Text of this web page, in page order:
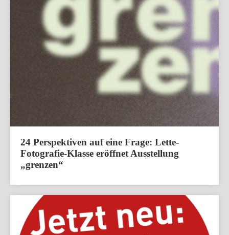
24 Perspektiven auf eine Frage: Lette-
Fotografie-Klasse eröffnet Ausstellung
„grenzen“